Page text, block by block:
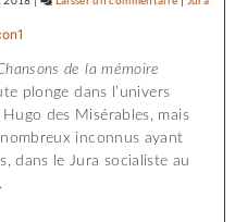
«
Utoya
»
de la mémoire
plonge dans l’univers
des Misérables, mais
inconnus ayant
dans le Jura socialiste au